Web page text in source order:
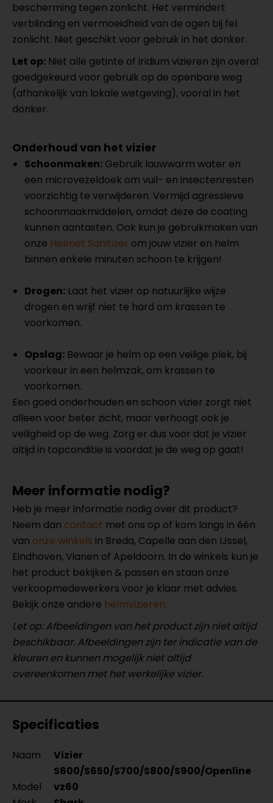
bescherming tegen zonlicht. Het vermindert
verblinding en vermoeidheid van de ogen bij fel
zonlicht. Niet geschikt voor gebruik in het donker.
Let op: Niet alle getinte of iridium vizieren zijn overal
goedgekeurd voor gebruik op de openbare weg
(afhankelijk van lokale wetgeving), vooral in het
donker.
Onderhoud van het vizier
Schoonmaken: Gebruik lauwwarm water en
een microvezeldoek om vuil- en insectenresten
voorzichtig te verwijderen. Vermijd agressieve
schoonmaakmiddelen, omdat deze de coating
kunnen aantasten. Ook kun je gebruikmaken van
onze Helmet Sanitizer om jouw vizier en helm
binnen enkele minuten schoon te krijgen!
Drogen: Laat het vizier op natuurlijke wijze
drogen en wrijf niet te hard om krassen te
voorkomen.
Opslag: Bewaar je helm op een veilige plek, bij
voorkeur in een helmzak, om krassen te
voorkomen.
Een goed onderhouden en schoon vizier zorgt niet
alleen voor beter zicht, maar verhoogt ook je
veiligheid op de weg. Zorg er dus voor dat je vizier
altijd in topconditie is voordat je de weg op gaat!
Meer informatie nodig?
Heb je meer informatie nodig over dit product?
Neem dan contact met ons op of kom langs in één
van onze winkels in Breda, Capelle aan den IJssel,
Eindhoven, Vianen of Apeldoorn. In de winkels kun je
het product bekijken & passen en staan onze
verkoopmedewerkers voor je klaar met advies.
Bekijk onze andere helmvizieren.
Let op: Afbeeldingen van het product zijn niet altijd
beschikbaar. Afbeeldingen zijn ter indicatie van de
kleuren en kunnen mogelijk niet altijd
overeenkomen met het werkelijke vizier.
Specificaties
Naam
Vizier
S600/S650/S700/S800/S900/Openline
Model
vz60